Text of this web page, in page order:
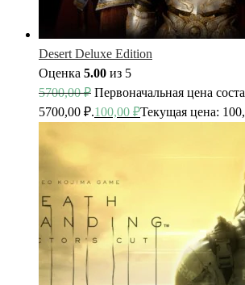
Desert Deluxe Edition
Оценка 5.00 из 5
5700,00₽ Первоначальная цена
5700,00 ₽.100,00 ₽Текущая цена: